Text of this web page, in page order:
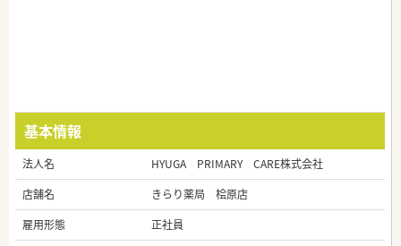
基本情報
法人名
HYUGA PRIMARY CARE株式会社
店舗名
きらり薬局 桧原店
雇用形態
正社員